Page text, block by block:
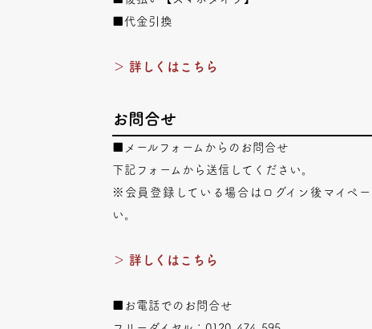
■代金引換
＞ 詳しくはこちら
お問合せ
■メールフォームからのお問合せ
下記フォームから送信してください。
※会員登録している場合はログイン後マイペ
い。
＞ 詳しくはこちら
■お電話でのお問合せ